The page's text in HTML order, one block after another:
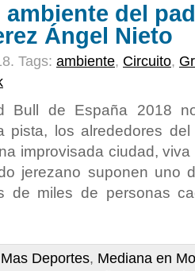
ambiente del
Ángel Nieto
Tags: ambiente, Circuito,
Bull de España 2018
pista, los alrededores
improvisada ciudad,
jerezano suponen uno
de miles de personas
Mas Deportes, Mediana en